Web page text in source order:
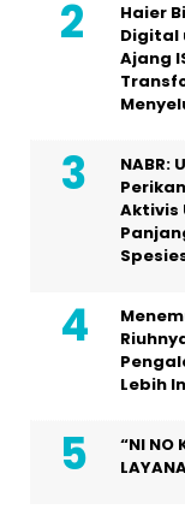
Haier
Digital
Ajang
NABR:
Aktivis
Lebih
“NI NO